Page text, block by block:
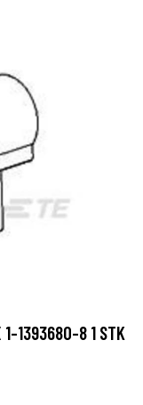
1-1393680-8 1 STK